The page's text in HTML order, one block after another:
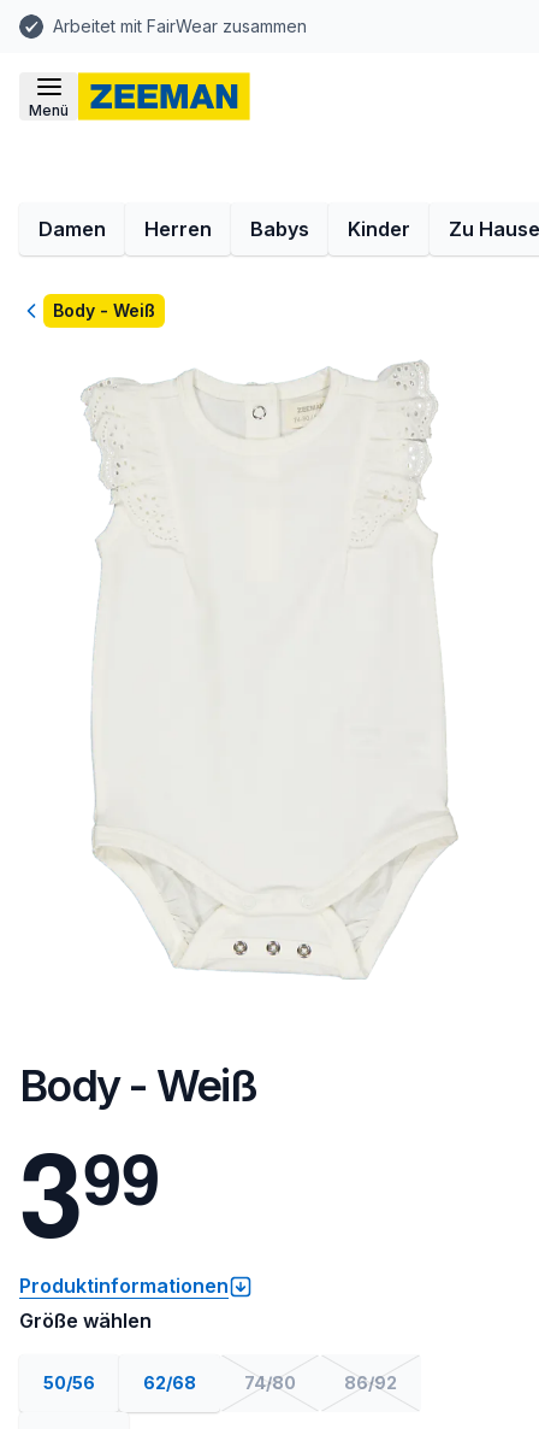
Arbeitet mit FairWear zusammen
Menü
Damen Herren Babys Kinder Zu Hause
ZurückBody - Weiß
Body - Weiß
399
Produktinformationen
Größe wählen
50/56 62/68 74/80 86/92